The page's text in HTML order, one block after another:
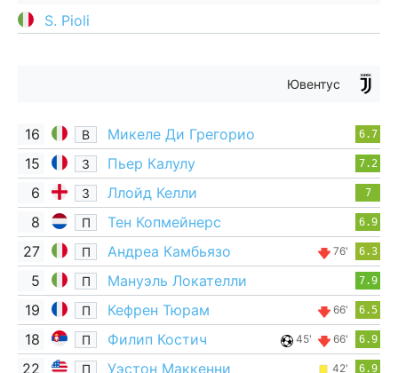
S. Pioli
Ювентус
16 В Микеле Ди Грегорио 6.7
15 З Пьер Калулу 7.2
6 З Ллойд Келли 7
8 П Тен Копмейнерс 6.9
27 П Андреа Камбьязо 76' 6.3
5 П Мануэль Локателли 7.9
19 П Кефрен Тюрам 66' 6.5
18 П Филип Костич 45' 66' 6.9
22 П Уэстон Маккенни 42' 6.9